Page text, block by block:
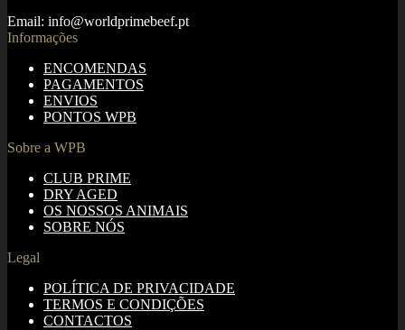
Email: info@worldprimebeef.pt
Informações
ENCOMENDAS
PAGAMENTOS
ENVIOS
PONTOS WPB
Sobre a WPB
CLUB PRIME
DRY AGED
OS NOSSOS ANIMAIS
SOBRE NÓS
Legal
POLÍTICA DE PRIVACIDADE
TERMOS E CONDIÇÕES
CONTACTOS